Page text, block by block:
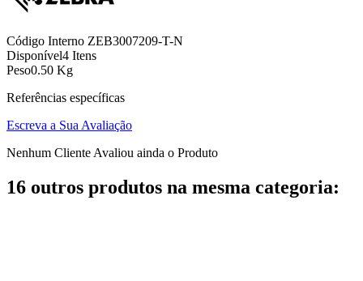
Código Interno ZEB3007209-T-N
Disponível4 Itens
Peso0.50 Kg
Referências específicas
Escreva a Sua Avaliação
Nenhum Cliente Avaliou ainda o Produto
16 outros produtos na mesma categoria: